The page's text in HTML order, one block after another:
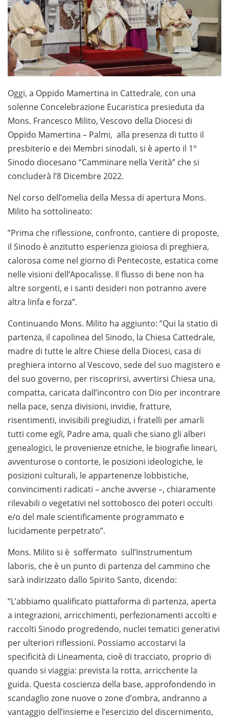
Oggi, a Oppido Mamertina in Cattedrale, con una
solenne Concelebrazione Eucaristica presieduta da
Mons. Francesco Milito, Vescovo della Diocesi di
Oppido Mamertina – Palmi, alla presenza di tutto il
presbiterio e dei Membri sinodali, si è aperto il 1°
Sinodo diocesano “Camminare nella Verità” che si
concluderà l’8 Dicembre 2022.
Nel corso dell’omelia della Messa di apertura Mons.
Milito ha sottolineato:
”Prima che riflessione, confronto, cantiere di proposte,
il Sinodo è anzitutto esperienza gioiosa di preghiera,
calorosa come nel giorno di Pentecoste, estatica come
nelle visioni dell’Apocalisse. Il flusso di bene non ha
altre sorgenti, e i santi desideri non potranno avere
altra linfa e forza”.
Continuando Mons. Milito ha aggiunto: ”Qui la statio di
partenza, il capolinea del Sinodo, la Chiesa Cattedrale,
madre di tutte le altre Chiese della Diocesi, casa di
preghiera intorno al Vescovo, sede del suo magistero e
del suo governo, per riscoprirsi, avvertirsi Chiesa una,
compatta, caricata dall’incontro con Dio per incontrare
nella pace, senza divisioni, invidie, fratture,
risentimenti, invisibili pregiudizi, i fratelli per amarli
tutti come egli, Padre ama, quali che siano gli alberi
genealogici, le provenienze etniche, le biografie lineari,
avventurose o contorte, le posizioni ideologiche, le
posizioni culturali, le appartenenze lobbistiche,
convincimenti radicati – anche avverse –, chiaramente
rilevabili o vegetativi nel sottobosco dei poteri occulti
e/o del male scientificamente programmato e
lucidamente perpetrato”.
Mons. Milito si è soffermato sull’Instrumentum
laboris, che è un punto di partenza del cammino che
sarà indirizzato dallo Spirito Santo, dicendo:
”L’abbiamo qualificato piattaforma di partenza, aperta
a integrazioni, arricchimenti, perfezionamenti accolti e
raccolti Sinodo progredendo, nuclei tematici generativi
per ulteriori riflessioni. Possiamo accostarvi la
specificità di Lineamenta, cioè di tracciato, proprio di
quando si viaggia: prevista la rotta, arricchente la
guida. Questa coscienza della base, approfondendo in
scandaglio zone nuove o zone d’ombra, andranno a
vantaggio dell’insieme e l’esercizio del discernimento,